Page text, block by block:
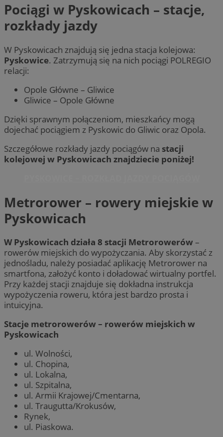
Pociągi w Pyskowicach – stacje,
rozkłady jazdy
W Pyskowicach znajdują się jedna stacja kolejowa:
Pyskowice. Zatrzymują się na nich pociągi POLREGIO
relacji:
Opole Główne – Gliwice
Gliwice – Opole Główne
Dzięki sprawnym połączeniom, mieszkańcy mogą
dojechać pociągiem z Pyskowic do Gliwic oraz Opola.
Szczegółowe rozkłady jazdy pociągów na stacji
kolejowej w Pyskowicach znajdziecie poniżej!
Metrorower – rowery miejskie w
Pyskowicach
W Pyskowicach działa 8 stacji Metrorowerów –
rowerów miejskich do wypożyczania. Aby skorzystać z
jednośladu, należy posiadać aplikację Metrorower na
smartfona, założyć konto i doładować wirtualny portfel.
Przy każdej stacji znajduje się dokładna instrukcja
wypożyczenia roweru, która jest bardzo prosta i
intuicyjna.
Stacje metrorowerów – rowerów miejskich w
Pyskowicach
ul. Wolności,
ul. Chopina,
ul. Lokalna,
ul. Szpitalna,
ul. Armii Krajowej/Cmentarna,
ul. Traugutta/Krokusów,
Rynek,
ul. Piaskowa.